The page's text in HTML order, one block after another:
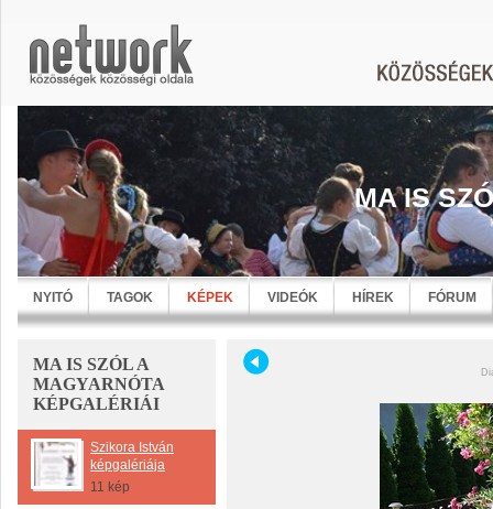
MA IS
NYITÓ TAGOK KÉPEK VIDEÓK HÍREK FÓRUM
MA IS SZÓL A
MAGYARNÓTA
KÉPGALÉRIÁI
Szikora István
képgalériája
11 kép